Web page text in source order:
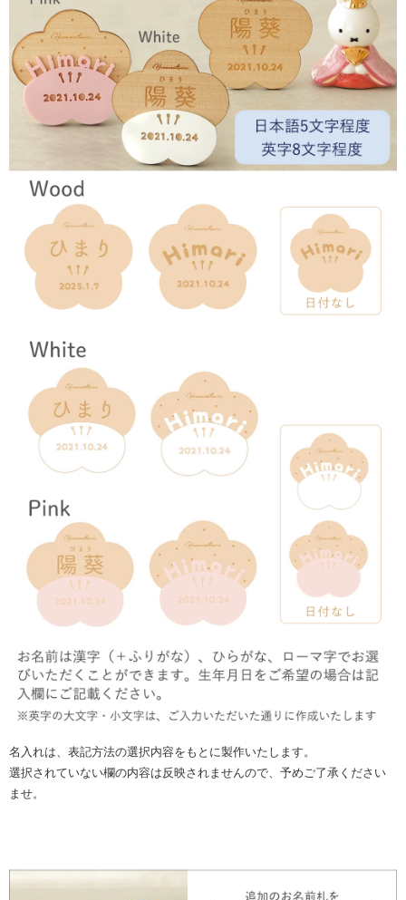
名入れは、表記方法の選択内容をもとに製作いたします。
選択されていない欄の内容は反映されませんので、予めご了承ください
ませ。